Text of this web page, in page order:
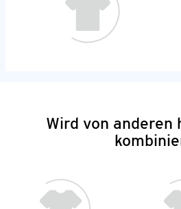
Wird von anderen